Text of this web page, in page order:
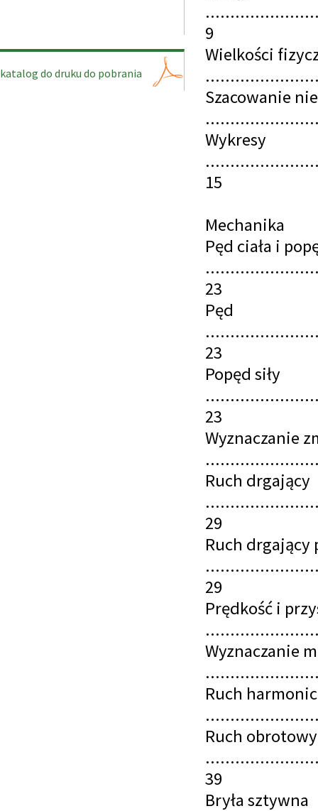
katalog do druku do pobrania
9
Wielkości
Szacowanie
Wykresy
15
Mechanika
Pęd ciała i
23
Pęd
23
Popęd siły
23
Wyznaczanie
Ruch drgający
29
Ruch drgający
29
Prędkość i
Wyznaczanie
Ruch
Ruch obrotowy
39
Bryła sztywna